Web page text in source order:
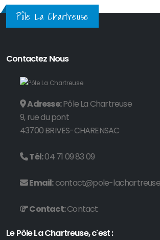
Pôle La Chartreuse
Contactez Nous
Adresse:Pôle La Chartreuse
9, rue du pont
43700 BRIVES-CHARENSAC
Tél:04 71 09 83 09
Email:contact@pole-
Contact:Contact
Le Pôle La Chartreuse, c'est :